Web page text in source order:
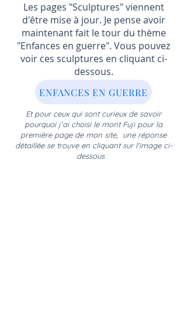
ENFANCES EN GUERRE
Les pages "Sculptures" viennent
d'être mise à jour. Je pense avoir
maintenant fait le tour du thème
"Enfances en guerre". Vous pouvez
voir ces sculptures en cliquant ci-
dessous.
Et pour ceux qui sont curieux de savoir
pourquoi j'ai choisi le mont Fuji pour la
première page de mon site, une réponse
détaillée se trouve en cliquant sur l'image ci-
dessous: